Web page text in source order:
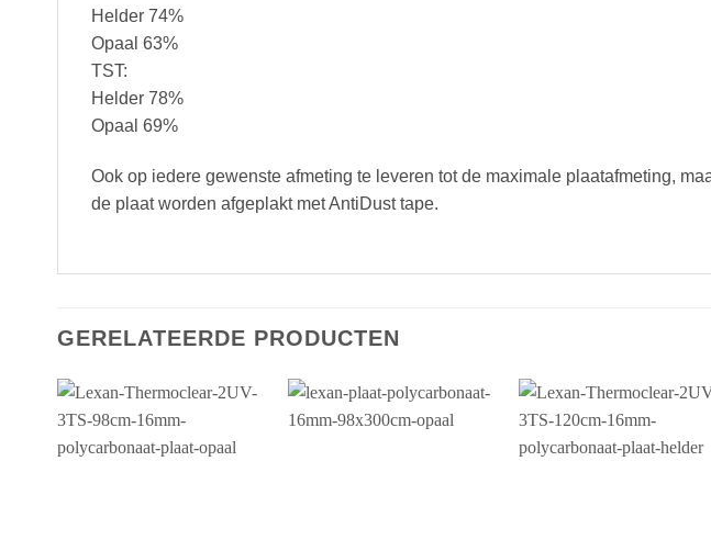
Helder 74%
Opaal 63%
TST:
Helder 78%
Opaal 69%
Ook op iedere gewenste afmeting te leveren tot de maximale plaatafmeting,
de plaat worden afgeplakt met AntiDust tape.
GERELATEERDE PRODUCTEN